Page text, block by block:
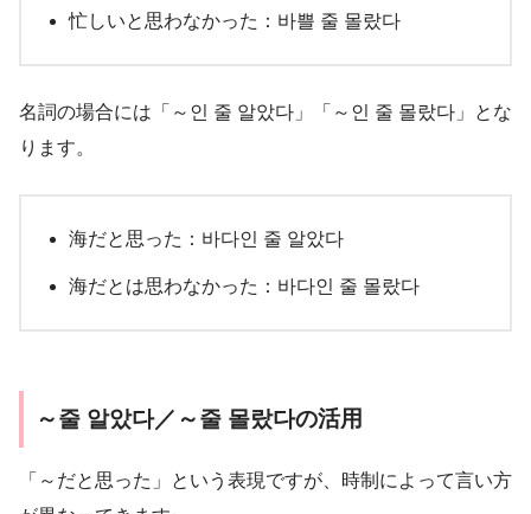
忙しいと思わなかった：바쁠 줄 몰랐다
名詞の場合には「～인 줄 알았다」「～인 줄 몰랐다」とな
ります。
海だと思った：바다인 줄 알았다
海だとは思わなかった：바다인 줄 몰랐다
～줄 알았다／～줄 몰랐다の活用
「～だと思った」という表現ですが、時制によって言い方